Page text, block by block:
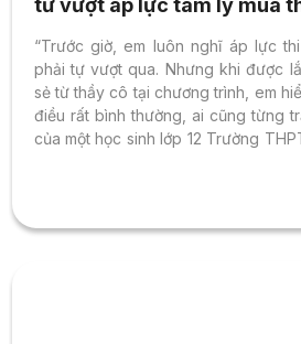
tử vượt áp lực tâm lý mùa
“Trước giờ, em luôn nghĩ áp lực
phải tự vượt qua. Nhưng khi được
sẻ từ thầy cô tại chương trình, em
điều rất bình thường, ai cũng từng
của một học sinh lớp 12 Trường
Trường Đại học Hoa Sen tổ chức.
thi”- Khi áp lực được lắng nghe
trường...